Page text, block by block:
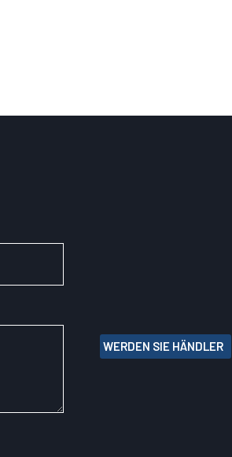
WERDEN SIE HÄNDLER